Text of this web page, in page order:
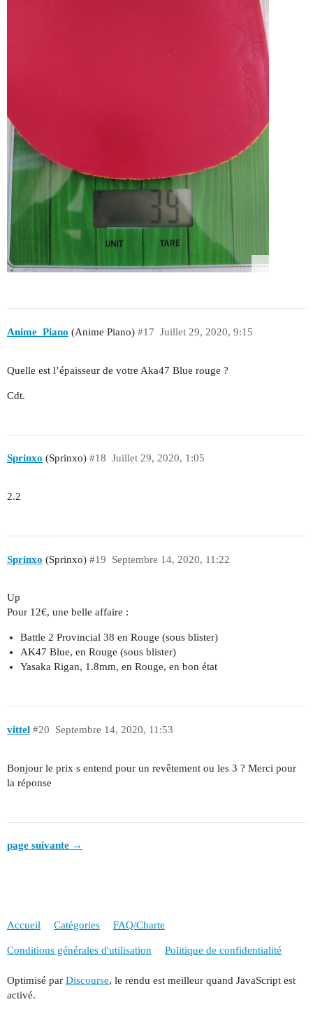
Anime_Piano (Anime Piano) Juillet 29, 2020, 9:15
#17
Quelle est l’épaisseur de votre Aka47 Blue rouge ?
Cdt.
Sprinxo (Sprinxo) Juillet 29, 2020, 1:05
#18
2.2
Sprinxo (Sprinxo) Septembre 14, 2020, 11:22
#19
Up
Pour 12€, une belle affaire :
Battle 2 Provincial 38 en Rouge (sous blister)
AK47 Blue, en Rouge (sous blister)
Yasaka Rigan, 1.8mm, en Rouge, en bon état
vittel Septembre 14, 2020, 11:53
#20
Bonjour le prix s entend pour un revêtement ou les 3 ? Merci pour
la réponse
page suivante →
Accueil Catégories FAQ/Charte
Conditions générales d'utilisation Politique de confidentialité
Optimisé par Discourse, le rendu est meilleur quand JavaScript est
activé.